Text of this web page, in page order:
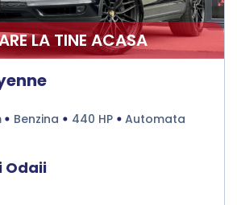
LA TINE ACASA
Benzina 440 HP
Automata
Odaii